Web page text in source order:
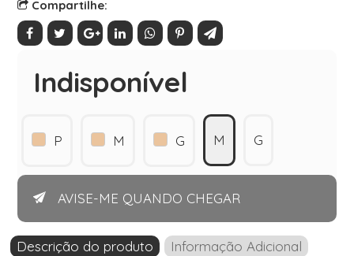
Compartilhe:
Indisponível
P M G M G
AVISE-ME QUANDO CHEGAR
Descrição do produto Informação Adicional